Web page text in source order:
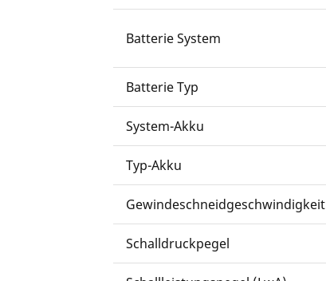
Batterie System
Batterie Typ
System-Akku
Typ-Akku
Gewindeschneidgeschwindigkeit
Schalldruckpegel